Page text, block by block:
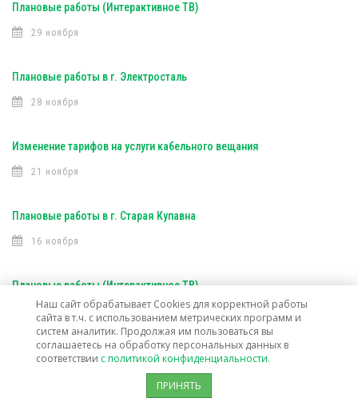
Плановые работы (Интерактивное ТВ)
29 ноября
Плановые работы в г. Электросталь
28 ноября
Изменение тарифов на услуги кабельного вещания
21 ноября
Плановые работы в г. Старая Купавна
16 ноября
Плановые работы (Интерактивное ТВ)
16 ноября
Плановые работы (Интерактивное ТВ)
Наш сайт обрабатывает Cookies для корректной работы
сайта в т.ч. с использованием метрических программ и
систем аналитик. Продолжая им пользоваться вы
соглашаетесь на обработку персональных данных в
соответствии с политикой конфиденциальности.
ПРИНЯТЬ